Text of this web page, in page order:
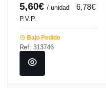
5,60€ / unidad 6,78€
P.V.P.
Bajo Pedido
Ref: 313746